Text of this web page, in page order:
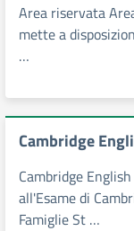
Area riservata
mette a
…
Cambridge
Cambridge
all'Esame di
Famiglie St …